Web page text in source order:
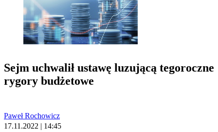
Sejm uchwalił ustawę luzującą tegoroczne
rygory budżetowe
Paweł Rochowicz
17.11.2022 | 14:45